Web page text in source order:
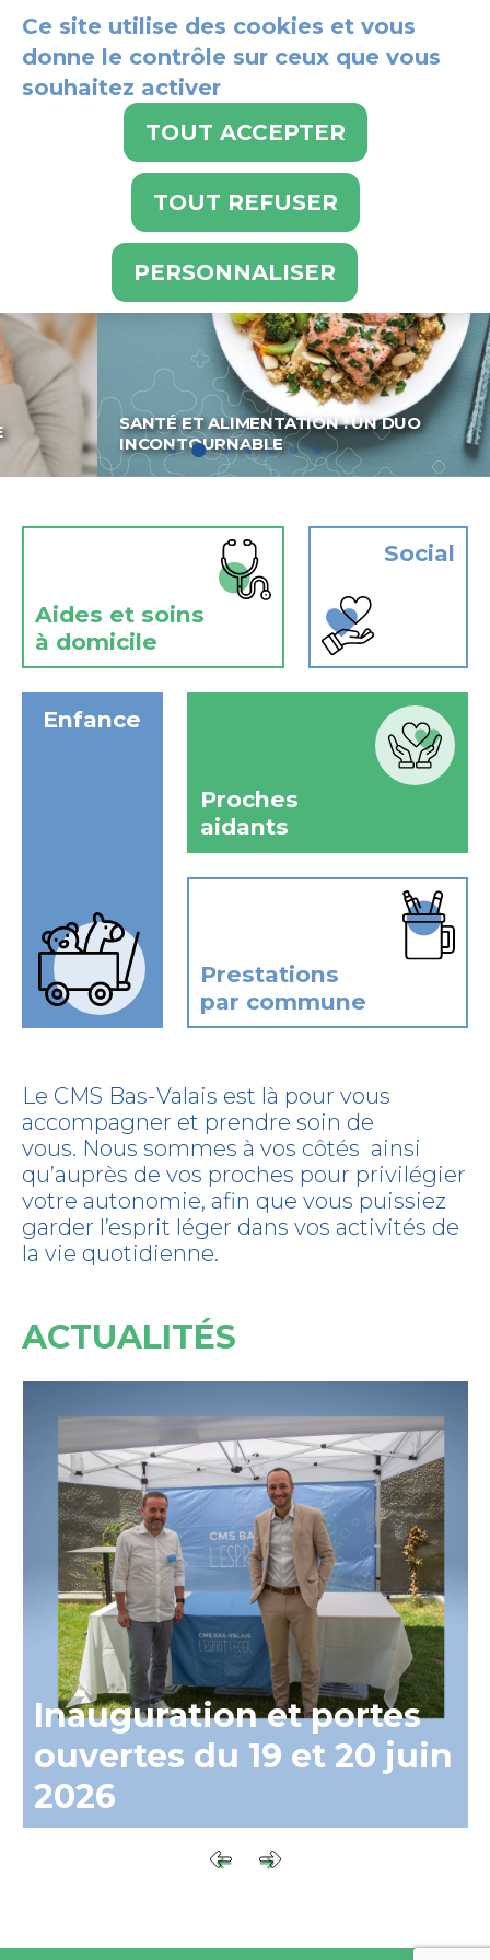
SANTÉ ET ALIMENTATION : UN DUO
INCONTOURNABLE
Aides et soins
à domicile
Social
Enfance
Proches
aidants
Prestations
par commune
Le CMS Bas-Valais est là pour vous
accompagner et prendre soin de
vous. Nous sommes à vos côtés ainsi
qu’auprès de vos proches pour privilégier
votre autonomie, afin que vous puissiez
garder l’esprit léger dans vos activités de
la vie quotidienne.
ACTUALITÉS
Inauguration et portes
ouvertes du 19 et 20 juin
2026
Panneau de gestion des cookies
Ce site utilise des cookies et vous
donne le contrôle sur ceux que vous
souhaitez activer
TOUT ACCEPTER
TOUT REFUSER
PERSONNALISER